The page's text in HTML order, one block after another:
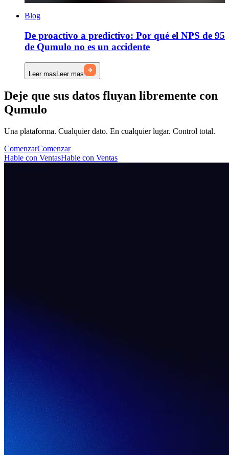
Blog
De proactivo a predictivo: Por qué el NPS de 95
de Qumulo no es un accidente
Leer masLeer mas
Deje que sus datos fluyan libremente con
Qumulo
Una plataforma. Cualquier dato. En cualquier lugar. Control total.
ComenzarComenzar
Hable con VentasHable con Ventas